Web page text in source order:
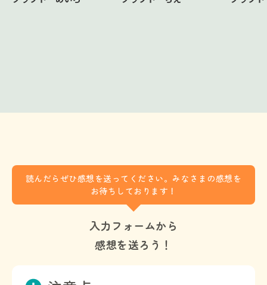
読んだらぜひ感想を送ってください。みなさまの感想を
お待ちしております！
入力フォームから
感想を送ろう！